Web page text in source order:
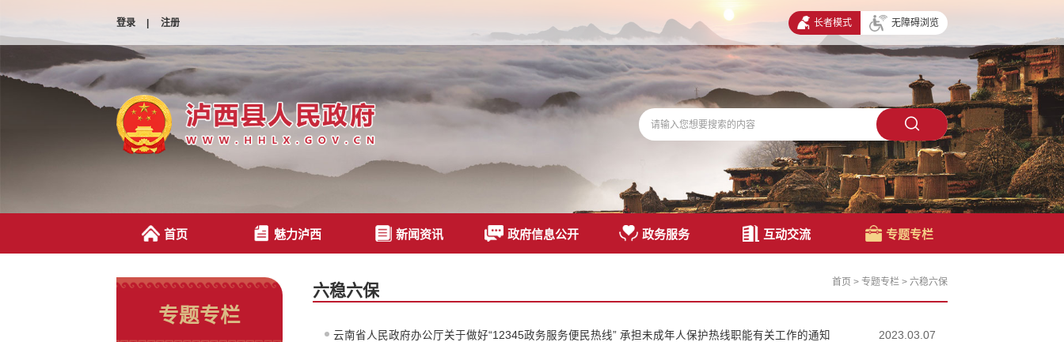
登录 | 注册 长者模式 无障碍浏览
首页 魅力泸西 新闻资讯 政府信息公开 政务服务 互动交流 专题专栏
专题专栏
六稳六保 首页 > 专题专栏 > 六稳六保
云南省人民政府办公厅关于做好“12345政务服务便民热线” 承担未成年人保护热线职能有关工作的通知 2023.03.07